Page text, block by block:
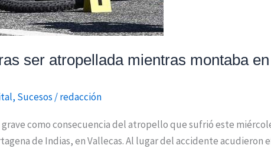
ser atropellada mientras montaba
, Sucesos /redacción
como consecuencia del atropello que sufrió este
de Indias, en Vallecas. Al lugar del accidente